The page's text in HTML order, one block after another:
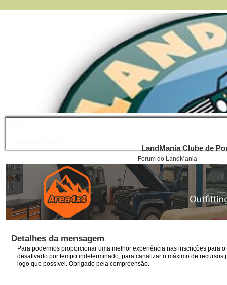
LandMania Clube de
Fórum do LandMania
Detalhes da mensagem
Para podermos proporcionar uma melhor experiência nas inscrições para
desativado por tempo indeterminado, para canalizar o máximo de recursos
logo que possível. Obrigado pela compreensão.